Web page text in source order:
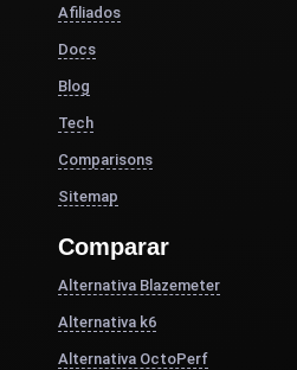
Afiliados
Docs
Blog
Tech
Comparisons
Sitemap
Comparar
Alternativa Blazemeter
Alternativa k6
Alternativa OctoPerf